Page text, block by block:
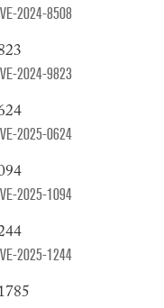
2024-8508
2024-9823
2025-0624
2025-1094
2025-1244